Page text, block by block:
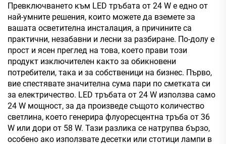
Превключването към LED тръбата от 24 W е едно от
най-умните решения, които можете да вземете за
вашата осветителна инсталация, а причините са
практични, незабавни и лесни за разбиране. По-долу е
прост и ясен преглед на това, което прави този
продукт изключителен както за обикновени
потребители, така и за собственици на бизнес. Първо,
вие спестявате значителна сума пари по сметката си
за електричество. LED тръбата от 24 W използва само
24 W мощност, за да произведе същото количество
светлина, което генерира флуоресцентна тръба от 36
W или дори от 58 W. Тази разлика се натрупва бързо,
особено ако използвате десетки или стотици лампи в